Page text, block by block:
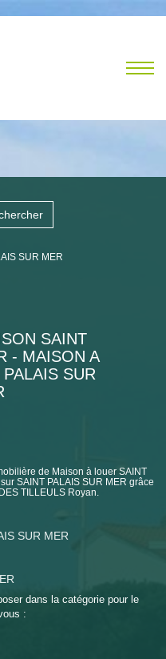
SUR MER
SAINT
- MAISON A
SUR
de Maison à louer SAINT
SAINT PALAIS SUR MER grâce
TILLEULS Royan.
SUR MER
dans la catégorie pour le
: